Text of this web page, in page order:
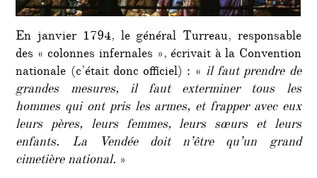
En janvier 1794, le général Turreau, responsable
des « colonnes infernales », écrivait à la Convention
nationale (c’était donc officiel) : « il faut prendre de
grandes mesures, il faut exterminer tous les
hommes qui ont pris les armes, et frapper avec eux
leurs pères, leurs femmes, leurs sœurs et leurs
enfants. La Vendée doit n’être qu’un grand
cimetière national. »